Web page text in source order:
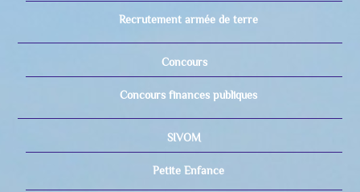
Recrutement armée de terre
Concours
Concours finances publiques
SIVOM
Petite Enfance